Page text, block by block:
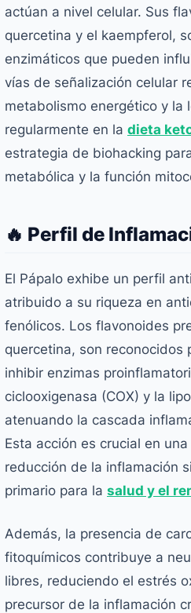
actúan a nivel celular. Sus
quercetina y el kaempferol,
enzimáticos que pueden
vías de señalización celular
metabolismo energético y la
regularmente en la dieta
estrategia de biohacking
metabólica y la función
🔥 Perfil de
El Pápalo exhibe un perfil
atribuido a su riqueza en
fenólicos. Los flavonoides
quercetina, son reconocidos
inhibir enzimas
ciclooxigenasa (COX) y la
atenuando la cascada
Esta acción es crucial en
reducción de la inflamación
primario para la salud y el
Además, la presencia de
fitoquímicos contribuye a
libres, reduciendo el estrés
precursor de la inflamación